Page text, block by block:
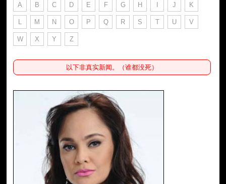
A B C D E F G H I J K
L M N O P Q R S T U V
W X Y Z
以下非真实新闻。（谁都没死）